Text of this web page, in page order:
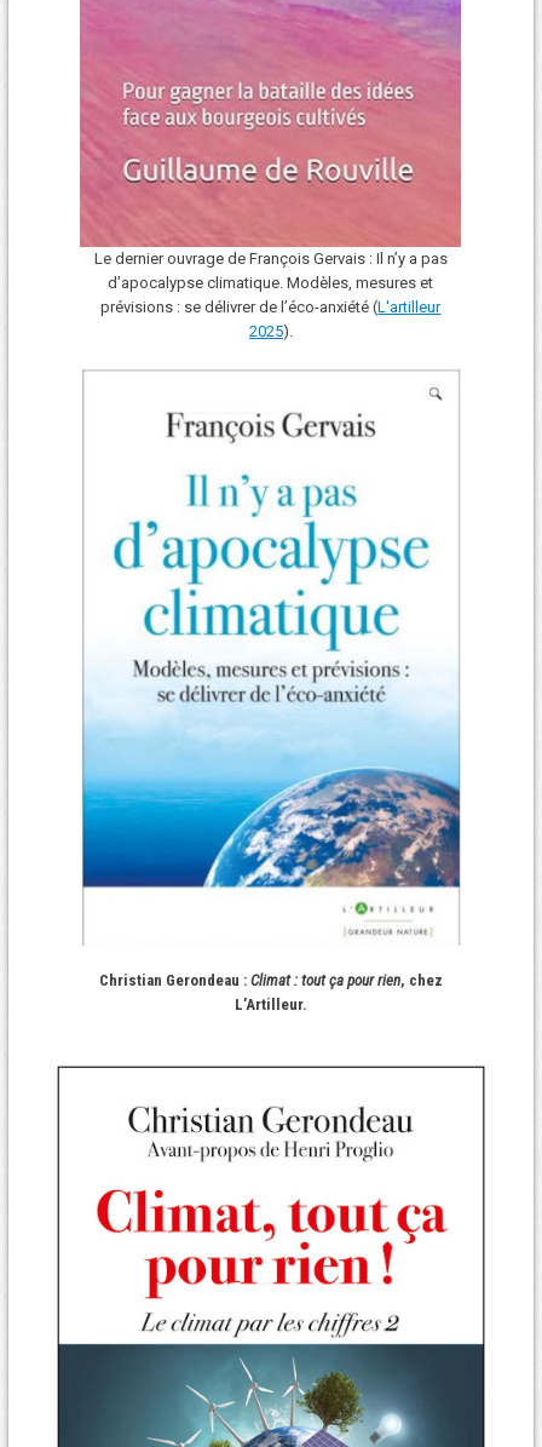
Le dernier ouvrage de François Gervais : Il n’y a pas
d’apocalypse climatique. Modèles, mesures et
prévisions : se délivrer de l’éco-anxiété (L'arti lleur
2025).
Christian Gerondeau : Climat : tout ça pour rien, chez
L’Artilleur.